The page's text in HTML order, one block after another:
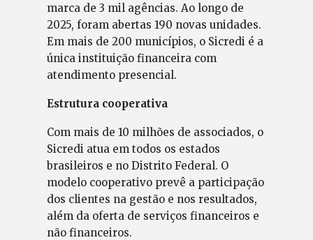
marca de 3 mil agências. Ao longo de
2025, foram abertas 190 novas unidades.
Em mais de 200 municípios, o Sicredi é a
única instituição financeira com
atendimento presencial.
Estrutura cooperativa
Com mais de 10 milhões de associados, o
Sicredi atua em todos os estados
brasileiros e no Distrito Federal. O
modelo cooperativo prevê a participação
dos clientes na gestão e nos resultados,
além da oferta de serviços financeiros e
não financeiros.